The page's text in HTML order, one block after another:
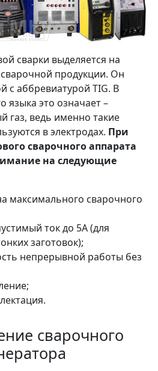
сварки выделяется на
продукции. Он
с аббревиатурой TIG. В
языка это означает –
газ, ведь именно такие
в электродах. При
сварочного аппарата
на следующие
максимального сварочного
ток до 5А (для
заготовок);
непрерывной работы без
сварочного